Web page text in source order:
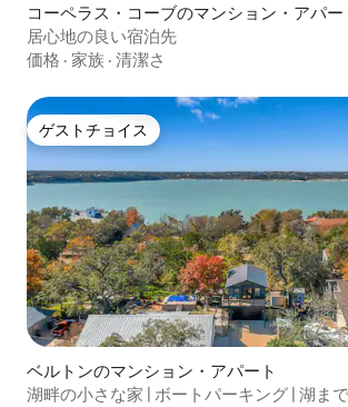
コーペラス・コーブのマンション・アパー
居心地の良い宿泊先
価格 · 家族 · 清潔さ
ゲストチョイス
ゲストチョイス
ベルトンのマンション・アパート
湖畔の小さな家 | ボートパーキング | 湖ま